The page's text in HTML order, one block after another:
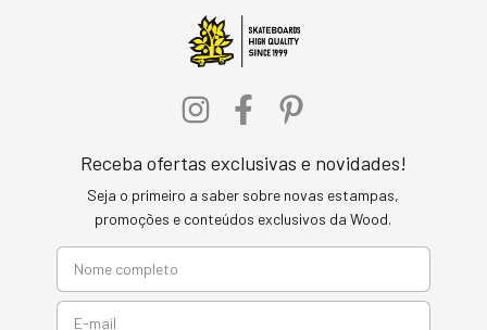
Receba ofertas exclusivas e novidades!
Seja o primeiro a saber sobre novas estampas,
promoções e conteúdos exclusivos da Wood.